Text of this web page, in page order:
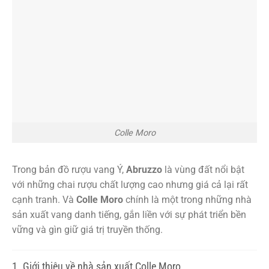
Colle Moro
Trong bản đồ rượu vang Ý, Abruzzo là vùng đất nổi bật
với những chai rượu chất lượng cao nhưng giá cả lại rất
cạnh tranh. Và Colle Moro chính là một trong những nhà
sản xuất vang danh tiếng, gắn liền với sự phát triển bền
vững và gìn giữ giá trị truyền thống.
1. Giới thiệu về nhà sản xuất Colle Moro